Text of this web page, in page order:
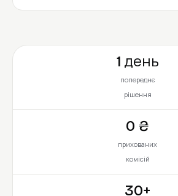
1 день
попереднє
рішення
0 ₴
прихованих
комісій
30+